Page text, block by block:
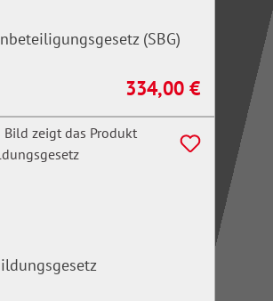
(SBG)
Regulärer Preis:
334,00 €